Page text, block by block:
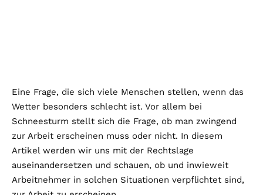
Eine Frage, die sich viele Menschen stellen, wenn das
Wetter besonders schlecht ist. Vor allem bei
Schneesturm stellt sich die Frage, ob man zwingend
zur Arbeit erscheinen muss oder nicht. In diesem
Artikel werden wir uns mit der Rechtslage
auseinandersetzen und schauen, ob und inwieweit
Arbeitnehmer in solchen Situationen verpflichtet sind,